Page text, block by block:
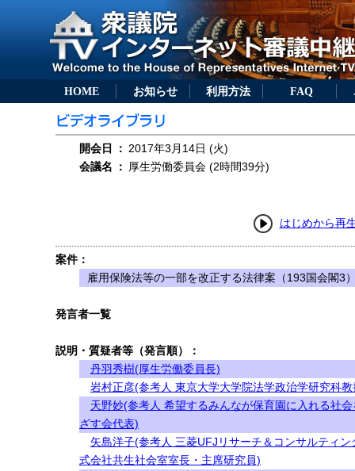
HOME お知らせ 利用方法 FAQ
開会日 ： 2017年3月14日 (火)
会議名
： 厚生労働委員会 (2時間39分)
はじめから再
案件：
雇用保険法等の一部を改正する法律案（193国会閣3
発言者一覧
説明・質疑者等（発言順）：
丹羽秀樹(厚生労働委員長)
岩村正彦(参考人 東京大学大学院法学政治学研究科教
天野妙(参考人 希望するみんなが保育園に入れる社会
ざす会代表)
矢島洋子(参考人 三菱UFJリサーチ＆コンサルティン
式会社共生社会室室長・主席研究員)